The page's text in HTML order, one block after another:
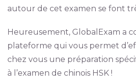
autour de cet examen se font
Heureusement, GlobalExam a
plateforme qui vous permet
chez vous une préparation
à l’examen de chinois HSK !